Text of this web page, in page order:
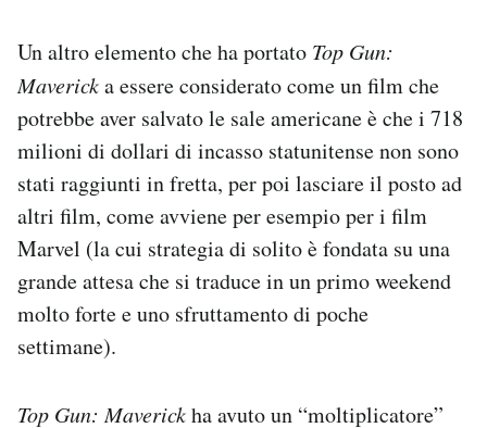
Un altro elemento che ha portato Top Gun:
Mavericka essere considerato come un film che
potrebbe aver salvato le sale americane è che i 718
milioni di dollari di incasso statunitense non sono
stati raggiunti in fretta, per poi lasciare il posto ad
altri film, come avviene per esempio per i film
Marvel (la cui strategia di solito è fondata su una
grande attesa che si traduce in un primo weekend
molto forte e uno sfruttamento di poche
settimane).
Top Gun: Maverickha avuto un “moltiplicatore”